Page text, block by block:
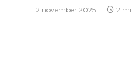
2 november 2025 2